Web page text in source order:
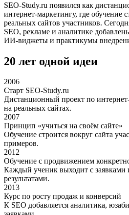
SEO-Study.ru появился как
интернет-маркетингу, где обучение
реальных сайтов участников.
SEO, рекламе и аналитике
ИИ-виджеты и практикумы
20 лет одной идеи
2006
Старт SEO-Study.ru
Дистанционный проект по
на реальных сайтах.
2007
Принцип «учиться на своём сайте»
Обучение строится вокруг сайта
примеров.
2012
Обучение с продвижением
Каждый ученик выходит с
результатами.
2013
Курс по росту продаж и конверсий
К SEO добавляется аналитика,